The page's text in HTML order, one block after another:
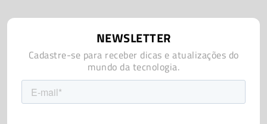
NEWSLETTER
Cadastre-se para receber dicas e atualizações do
mundo da tecnologia.